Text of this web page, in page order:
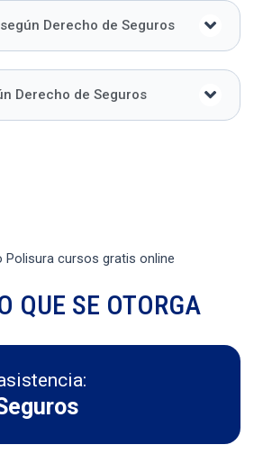
Derecho de Seguros
Derecho de Seguros
QUE SE OTORGA